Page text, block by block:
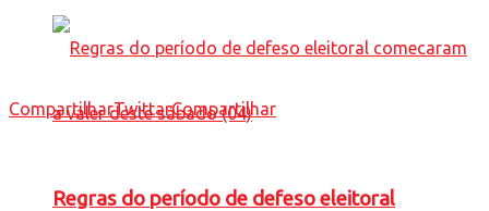
Regras do período de defeso eleitoral
CompartilharTwittarCompartilhar